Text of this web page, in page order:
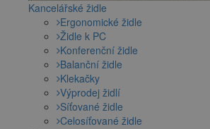
Kancelářské židle
Ergonomické židle
Židle k PC
Konferenční židle
Balanční židle
Klekačky
Výprodej židlí
Síťované židle
Celosíťované židle